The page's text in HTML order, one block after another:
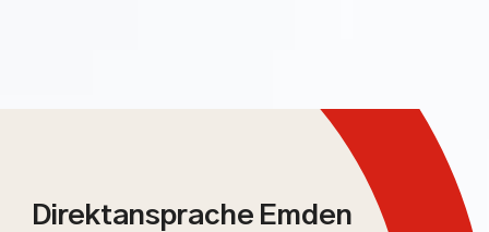
Direktansprache Emden